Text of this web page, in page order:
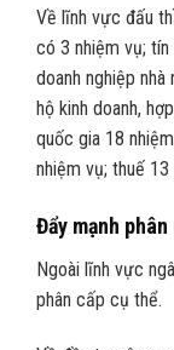
Về lĩnh vực đấu
có 3 nhiệm vụ;
doanh nghiệp
hộ kinh doanh,
quốc gia 18
nhiệm vụ; thuế 13
Đẩy mạnh
Ngoài lĩnh vực
phân cấp cụ thể.